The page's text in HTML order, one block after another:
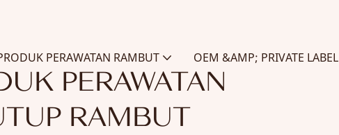
PERAWATAN RAMBUT OEM &AMP; PRIVATE LABEL
PERAWATAN
RAMBUT